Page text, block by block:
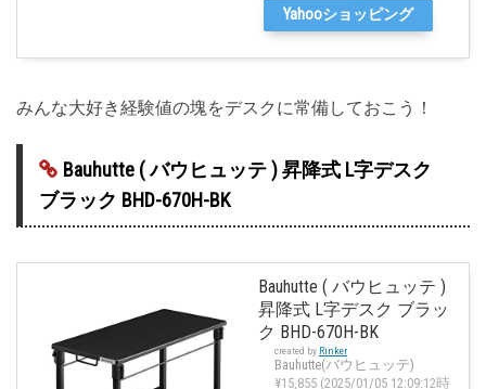
Yahooショッピング
みんな大好き経験値の塊をデスクに常備しておこう！
Bauhutte ( バウヒュッテ ) 昇降式 L字デスク
ブラック BHD-670H-BK
Bauhutte ( バウヒュッテ )
昇降式 L字デスク ブラッ
ク BHD-670H-BK
created by Rinker
Bauhutte(バウヒュッテ)
¥15,855 (2025/01/05 12:09:12時